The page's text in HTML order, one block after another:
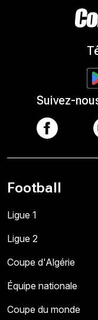
Suivez-
Football
Ligue 1
Ligue 2
Coupe d'Algérie
Équipe nationale
Coupe du monde